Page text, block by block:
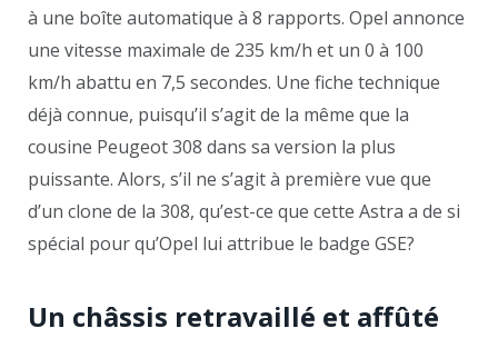
à une boîte automatique à 8 rapports. Opel annonce
une vitesse maximale de 235 km/h et un 0 à 100
km/h abattu en 7,5 secondes. Une fiche technique
déjà connue, puisqu’il s’agit de la même que la
cousine Peugeot 308 dans sa version la plus
puissante. Alors, s’il ne s’agit à première vue que
d’un clone de la 308, qu’est-ce que cette Astra a de si
spécial pour qu’Opel lui attribue le badge GSE?
Un châssis retravaillé et affûté